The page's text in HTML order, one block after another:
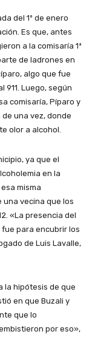
del 1º de enero
Es que, antes
a la comisaría 1ª
de ladrones en
algo que fue
Luego, según
comisaría, Píparo y
una vez, donde
olor a alcohol.
ya que el
en la
misma
una vecina que los
«La presencia del
para encubrir los
de Luis Lavalle,
la hipótesis de que
en que Buzali y
que lo
por eso»,